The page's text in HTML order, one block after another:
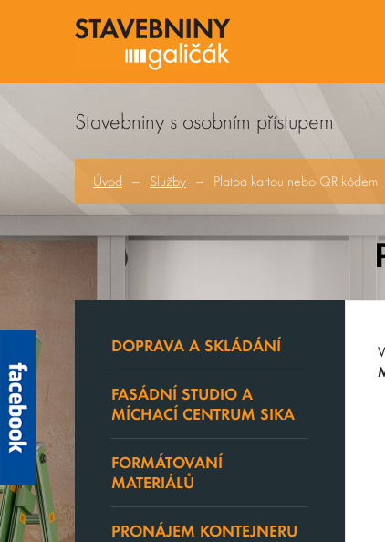
Stavebniny s osobním přístupem
Úvod Služby Platba kartou nebo QR kódem
DOPRAVA A SKLÁDÁNÍ
FASÁDNÍ STUDIO A
MÍCHACÍ CENTRUM SIKA
FORMÁTOVANÍ
MATERIÁLŮ
PRONÁJEM KONTEJNERU